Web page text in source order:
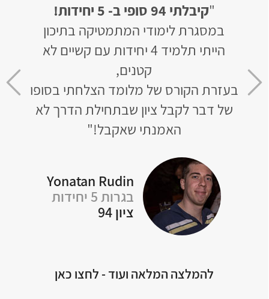
"קיבלתי 94 סופי ב- 5 יחידות!
במסגרת לימודי המתמטיקה בתיכון
הייתי תלמיד 4 יחידות עם קשיים לא
קטנים,
בעזרת הקורס של מלומד הצלחתי בסופו
של דבר לקבל ציון שבתחילת הדרך לא
האמנתי שאקבל!"
Yonatan Rudin
בגרות 5 יחידות
ציון 94
למידה קיבלתי 93
להמלצה המלאה ועוד - לחצו כאן